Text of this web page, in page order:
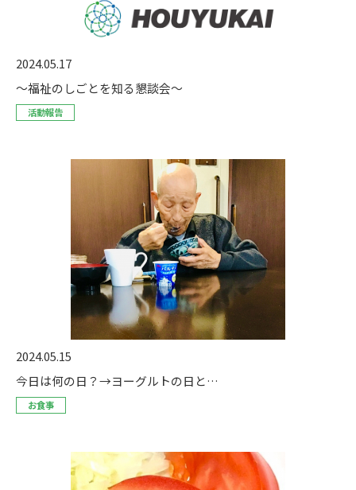
2024.05.17
～福祉のしごとを知る懇談会～
活動報告
2024.05.15
今日は何の日？→ヨーグルトの日と…
お食事